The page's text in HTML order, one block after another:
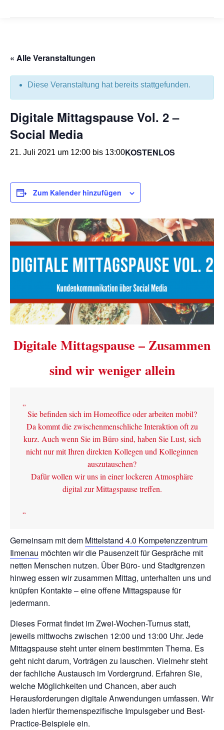
« Alle Veranstaltungen
Diese Veranstaltung hat bereits stattgefunden.
Digitale Mittagspause Vol. 2 –
Social Media
21. Juli 2021 um 12:00 bis 13:00KOSTENLOS
Digitale Mittagspause – Zusammen
sind wir weniger allein
Sie befinden sich im Homeoffice oder arbeiten mobil?
Da kommt die zwischenmenschliche Interaktion oft zu
kurz. Auch wenn Sie im Büro sind, haben Sie Lust, sich
nicht nur mit Ihren direkten Kollegen und Kolleginnen
auszutauschen?
Dafür wollen wir uns in einer lockeren Atmosphäre
digital zur Mittagspause treffen.
Gemeinsam mit dem Mittelstand 4.0 Kompetenzzentrum
Ilmenau möchten wir die Pausenzeit für Gespräche mit
netten Menschen nutzen. Über Büro- und Stadtgrenzen
hinweg essen wir zusammen Mittag, unterhalten uns und
knüpfen Kontakte – eine offene Mittagspause für
jedermann.
Dieses Format findet im Zwei-Wochen-Turnus statt,
jeweils mittwochs zwischen 12:00 und 13:00 Uhr. Jede
Mittagspause steht unter einem bestimmten Thema. Es
geht nicht darum, Vorträgen zu lauschen. Vielmehr steht
der fachliche Austausch im Vordergrund. Erfahren Sie,
welche Möglichkeiten und Chancen, aber auch
Herausforderungen digitale Anwendungen umfassen. Wir
laden hierfür themenspezifische Impulsgeber und Best-
Practice-Beispiele ein.
Zum Kalender hinzufügen